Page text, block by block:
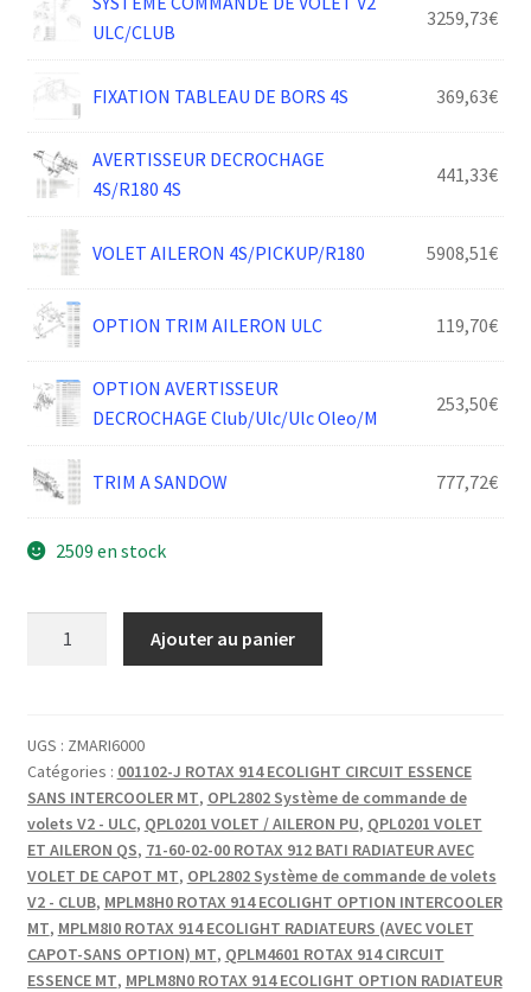
ULC/CLUB
3259,73€
FIXATION TABLEAU DE BORS 4S 369,63€
AVERTISSEUR DECROCHAGE
4S/R180 4S
441,33€
VOLET AILERON 4S/PICKUP/R180 5908,51€
OPTION TRIM AILERON ULC 119,70€
OPTION AVERTISSEUR
DECROCHAGE Club/Ulc/Ulc Oleo/M
253,50€
TRIM A SANDOW 777,72€
2509 en stock
ALU
2.4X10
TP
Ajouter au panier
UGS : ZMARI6000
Catégories : 001102-J ROTAX 914 ECOLIGHT CIRCUIT ESSENCE
SANS INTERCOOLER MT, OPL2802 Système de commande de
volets V2 - ULC, QPL0201 VOLET / AILERON PU, QPL0201 VOLET
ET AILERON QS, 71-60-02-00 ROTAX 912 BATI RADIATEUR AVEC
VOLET DE CAPOT MT, OPL2802 Système de commande de volets
V2 - CLUB, MPLM8H0 ROTAX 914 ECOLIGHT OPTION INTERCOOLER
MT, MPLM8I0 ROTAX 914 ECOLIGHT RADIATEURS (AVEC VOLET
CAPOT-SANS OPTION) MT, QPLM4601 ROTAX 914 CIRCUIT
ESSENCE MT, MPLM8N0 ROTAX 914 ECOLIGHT OPTION RADIATEUR